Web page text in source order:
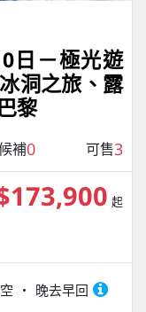
日－極光遊
洞之旅、露
黎
補0 可售3
晚去早回
起